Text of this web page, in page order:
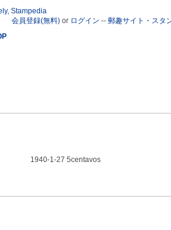
会員登録(無料) or ログイン -- 郵趣サイト・スタ
1940-1-27 5centavos